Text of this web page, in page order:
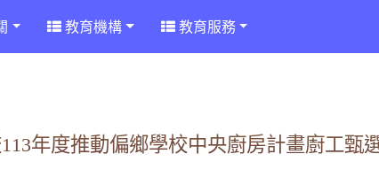
教育機構 教育服務
年度推動偏鄉學校中央廚房計畫廚工甄